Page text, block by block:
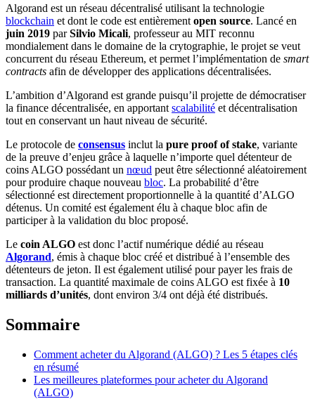
Algorand est un réseau décentralisé utilisant la technologie
blockchain et dont le code est entièrement open source. Lancé en
juin 2019 parSilvio Micali, professeur au MIT reconnu
mondialement dans le domaine de la crytographie, le projet se veut
concurrent du réseau Ethereum, et permet l’implémentation de smart
contracts afin de développer des applications décentralisées.
L’ambition d’Algorand est grande puisqu’il projette de démocratiser
la finance décentralisée, en apportant scalabilité et décentralisation
tout en conservant un haut niveau de sécurité.
Le protocole de consensus inclut la pure proof of stake, variante
de la preuve d’enjeu grâce à laquelle n’importe quel détenteur de
coins ALGO possédant un nœud peut être sélectionné aléatoirement
pour produire chaque nouveau bloc. La probabilité d’être
sélectionné est directement proportionnelle à la quantité d’ALGO
détenus. Un comité est également élu à chaque bloc afin de
participer à la validation du bloc proposé.
Le coin ALGO est donc l’actif numérique dédié au réseau
Algorand, émis à chaque bloc créé et distribué à l’ensemble des
détenteurs de jeton. Il est également utilisé pour payer les frais de
transaction. La quantité maximale de coins ALGO est fixée à 10
milliards d’unités, dont environ 3/4 ont déjà été distribués.
Sommaire
Comment acheter du Algorand (ALGO) ? Les 5 étapes clés
en résumé
Les meilleures plateformes pour acheter du Algorand
(ALGO)